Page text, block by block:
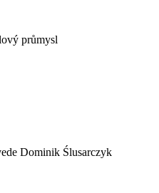
průmysl
Dominik Ślusarczyk